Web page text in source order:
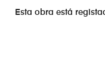
Esta obra está